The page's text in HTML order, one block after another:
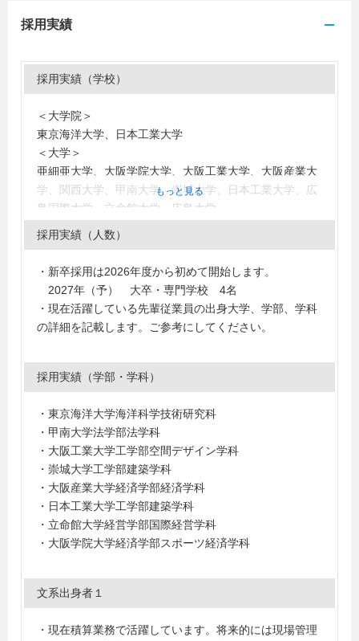
採用実績
採用実績（学校）
＜大学院＞
東京海洋大学、日本工業大学
＜大学＞
亜細亜大学、大阪学院大学、大阪工業大学、大阪産業大
学、関西大学、甲南大学、崇城大学、日本工業大学、広
島国際大学、立命館大学、広島大学
＜短大・高専・専門学校＞
青山製図専門学校、大阪工業技術専門学校、中央工学校
ＯＳＡＫＡ
もっと見る
採用実績（人数）
・新卒採用は2026年度から初めて開始します。
2027年（予） 大卒・専門学校 4名
・現在活躍している先輩従業員の出身大学、学部、学科
の詳細を記載します。ご参考にしてください。
採用実績（学部・学科）
・東京海洋大学海洋科学技術研究科
・甲南大学法学部法学科
・大阪工業大学工学部空間デザイン学科
・崇城大学工学部建築学科
・大阪産業大学経済学部経済学科
・日本工業大学工学部建築学科
・立命館大学経営学部国際経営学科
・大阪学院大学経済学部スポーツ経済学科
文系出身者１
・現在積算業務で活躍しています。将来的には現場管理